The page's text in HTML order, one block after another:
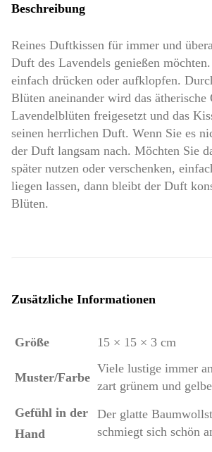
Beschreibung
Reines Duftkissen für immer und
Duft des Lavendels genießen
einfach drücken oder aufklopfen.
Blüten aneinander wird das ätherische
Lavendelblüten freigesetzt und das
seinen herrlichen Duft. Wenn Sie es
der Duft langsam nach. Möchten Sie
später nutzen oder verschenken,
liegen lassen, dann bleibt der Duft
Blüten.
Zusätzliche Informationen
Größe 15 × 15 × 3 cm
Muster/Farbe
Viele lustige immer
zart grünem und
Gefühl in der
Hand
Der glatte
schmiegt sich schön